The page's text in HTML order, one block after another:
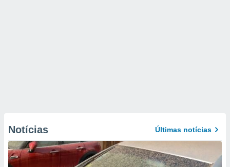
Notícias Últimas notícias